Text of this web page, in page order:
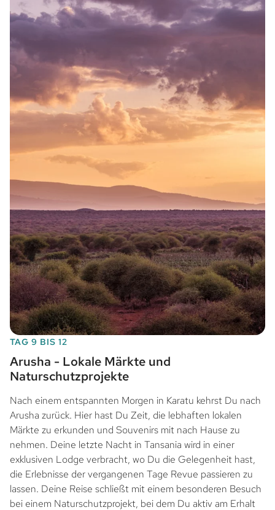
TAG 9 BIS 12
Arusha - Lokale Märkte und
Naturschutzprojekte
Nach einem entspannten Morgen in Karatu kehrst Du nach
Arusha zurück. Hier hast Du Zeit, die lebhaften lokalen
Märkte zu erkunden und Souvenirs mit nach Hause zu
nehmen. Deine letzte Nacht in Tansania wird in einer
exklusiven Lodge verbracht, wo Du die Gelegenheit hast,
die Erlebnisse der vergangenen Tage Revue passieren zu
lassen. Deine Reise schließt mit einem besonderen Besuch
bei einem Naturschutzprojekt, bei dem Du aktiv am Erhalt